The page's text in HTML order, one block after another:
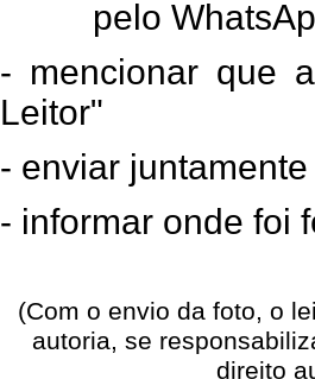
pelo
- mencionar que
Leitor"
- enviar
- informar onde foi
(Com o envio da foto, o
autoria, se
direito